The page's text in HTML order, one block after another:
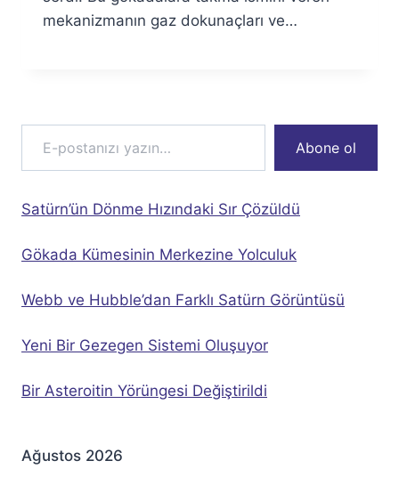
mekanizmanın gaz dokunaçları ve…
E-postanızı yazın…
Abone ol
Satürn’ün Dönme Hızındaki Sır Çözüldü
Gökada Kümesinin Merkezine Yolculuk
Webb ve Hubble’dan Farklı Satürn Görüntüsü
Yeni Bir Gezegen Sistemi Oluşuyor
Bir Asteroitin Yörüngesi Değiştirildi
Ağustos 2026